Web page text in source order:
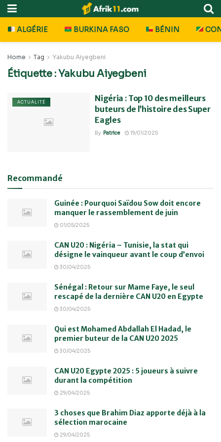
ALGÉRIE BURKINA FASO BÉNIN
Home Tag Yakubu Aiyegbeni
Étiquette :Yakubu Aiyegbeni
ACTUALITÉ
Nigéria : Top 10 des meilleurs
buteurs de l’histoire des Super
Eagles
By Patrice 19/01/2025
Recommandé
Guinée : Pourquoi Saïdou Sow doit encore
manquer le rassemblement de juin
01/05/2025
CAN U20 : Nigéria – Tunisie, la stat qui
désigne le vainqueur avant le coup d’envoi
30/04/2025
Sénégal : Retour sur Mame Faye, le seul
rescapé de la dernière CAN U20 en Egypte
30/04/2025
Qui est Mohamed Abdallah El Hadad, le
premier buteur de la CAN U20 2025
30/04/2025
CAN U20 Egypte 2025 : 5 joueurs à suivre
durant la compétition
29/04/2025
3 choses que Brahim Diaz apporte déjà à la
sélection marocaine
29/04/2025